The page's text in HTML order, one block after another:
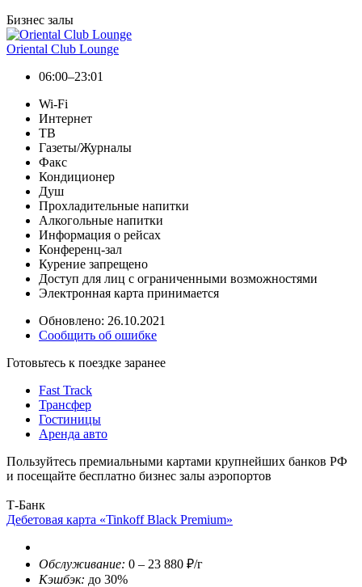
Бизнес залы
Oriental Club Lounge
06:00–23:01
Wi-Fi
Интернет
ТВ
Газеты/Журналы
Факс
Кондиционер
Душ
Прохладительные напитки
Алкогольные напитки
Информация о рейсах
Конференц-зал
Курение запрещено
Доступ для лиц с ограниченными возможностями
Электронная карта принимается
Обновлено: 26.10.2021
Сообщить об ошибке
Готовьтесь к поездке заранее
Fast Track
Трансфер
Гостиницы
Аренда авто
Пользуйтесь премиальными картами крупнейших банков РФ
и посещайте бесплатно бизнес залы аэропортов
Т-Банк
Дебетовая карта «Tinkoff Black Premium»
Обслуживание: 0 – 23 880 ₽/г
Кэшбэк: до 30%